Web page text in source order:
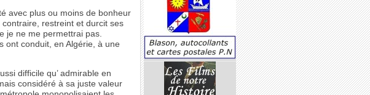
avec plus ou moins de bonheur
restreint et durcit ses
je ne me permettrai pas.
ont conduit, en Algérie, à une
difficile qu’ admirable en
considéré à sa juste valeur